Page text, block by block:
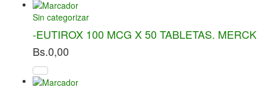
Sin categorizar
-EUTIROX 100 MCG X 50 TABLETAS. MERCK
Bs.0,00